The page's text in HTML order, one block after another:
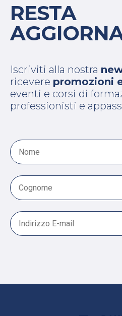
RESTA
Iscriviti alla nostra
ricevere promozioni
eventi e corsi di
professionisti e